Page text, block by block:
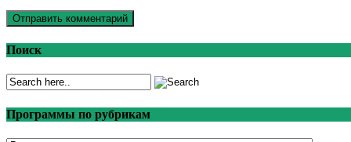
Поиск
Программы по рубрикам